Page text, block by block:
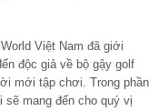
Việt Nam đã giới
độc giả về bộ gậy golf
mới tập chơi. Trong phần
sẽ mang đến cho quý vị